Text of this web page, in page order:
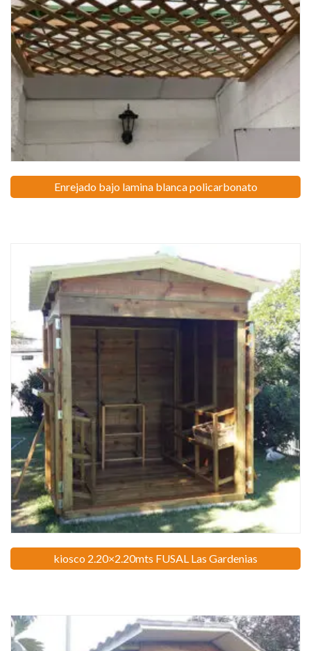
Enrejado bajo lamina blanca policarbonato
kiosco 2.20×2.20mts FUSAL Las Gardenias